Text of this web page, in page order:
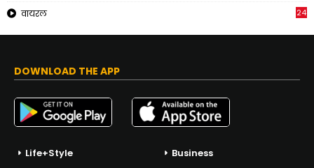
वायरल 24
DOWNLOAD THE APP
Life+Style
Business